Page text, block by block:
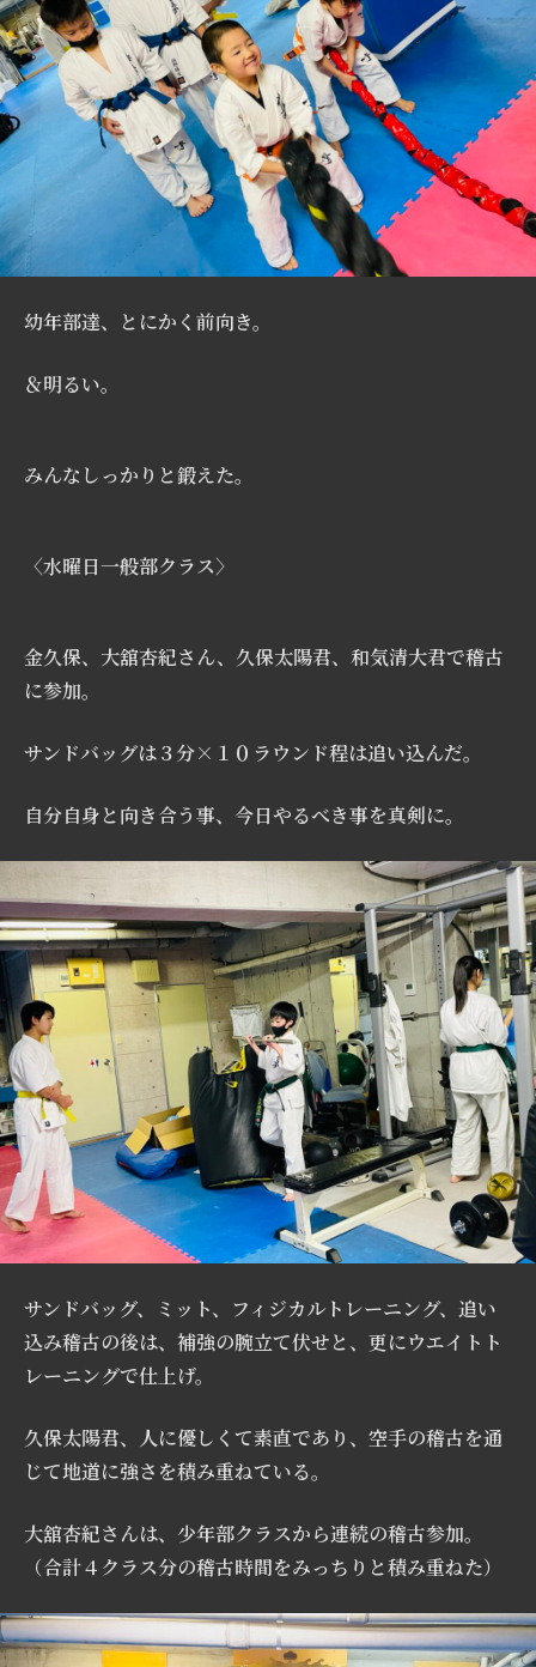
幼年部達、とにかく前向き。
＆明るい。
みんなしっかりと鍛えた。
〈水曜日一般部クラス〉
金久保、大舘杏紀さん、久保太陽君、和気清大君で稽古
に参加。
サンドバッグは３分×１０ラウンド程は追い込んだ。
自分自身と向き合う事、今日やるべき事を真剣に。
サンドバッグ、ミット、フィジカルトレーニング、追い
込み稽古の後は、補強の腕立て伏せと、更にウエイトト
レーニングで仕上げ。
久保太陽君、人に優しくて素直であり、空手の稽古を通
じて地道に強さを積み重ねている。
大舘杏紀さんは、少年部クラスから連続の稽古参加。
（合計４クラス分の稽古時間をみっちりと積み重ねた）